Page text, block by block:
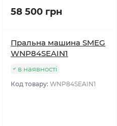
58 500 грн
Пральна машина SMEG
WNP84SEAIN1
в наявності
Код товару: WNP84SEAIN1